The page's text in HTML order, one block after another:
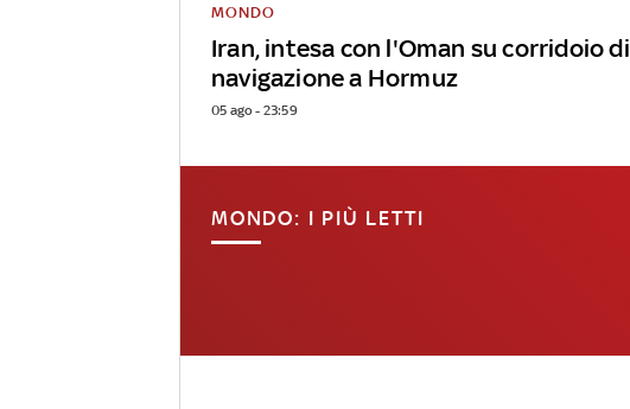
Iran, intesa con l'Oman su corridoio di
navigazione a Hormuz
MONDO
05 ago - 23:59
MONDO: I PIÙ LETTI